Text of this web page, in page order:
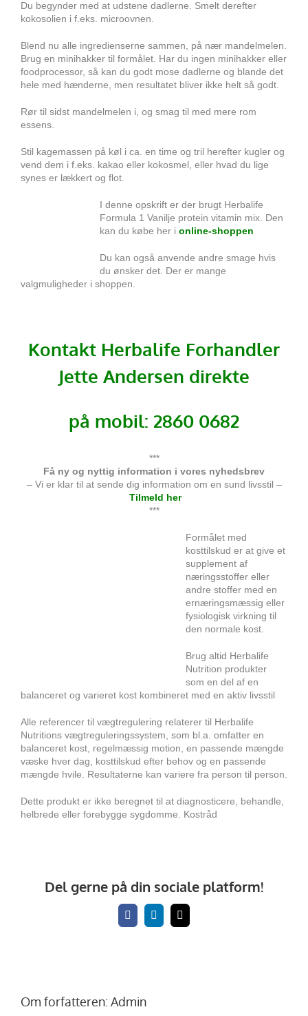
Du begynder med at udstene dadlerne. Smelt derefter
kokosolien i f.eks. microovnen.
Blend nu alle ingredienserne sammen, på nær mandelmelen.
Brug en minihakker til formålet. Har du ingen minihakker eller
foodprocessor, så kan du godt mose dadlerne og blande det
hele med hænderne, men resultatet bliver ikke helt så godt.
Rør til sidst mandelmelen i, og smag til med mere rom
essens.
Stil kagemassen på køl i ca. en time og tril herefter kugler og
vend dem i f.eks. kakao eller kokosmel, eller hvad du lige
synes er lækkert og flot.
I denne opskrift er der brugt Herbalife
Formula 1 Vanilje protein vitamin mix. Den
kan du købe her i online-shoppen
Du kan også anvende andre smage hvis
du ønsker det. Der er mange
valgmuligheder i shoppen.
Kontakt Herbalife Forhandler
Jette Andersen direkte
på mobil: 2860 0682
***
Få ny og nyttig information i vores nyhedsbrev
– Vi er klar til at sende dig information om en sund livsstil –
Tilmeld her
***
Formålet med
kosttilskud er at give et
supplement af
næringsstoffer eller
andre stoffer med en
ernæringsmæssig eller
fysiologisk virkning til
den normale kost.
Brug altid Herbalife
Nutrition produkter
som en del af en
balanceret og varieret kost kombineret med en aktiv livsstil
Alle referencer til vægtregulering relaterer til Herbalife
Nutritions vægtreguleringssystem, som bl.a. omfatter en
balanceret kost, regelmæssig motion, en passende mængde
væske hver dag, kosttilskud efter behov og en passende
mængde hvile. Resultaterne kan variere fra person til person.
Dette produkt er ikke beregnet til at diagnosticere, behandle,
helbrede eller forebygge sygdomme. Kostråd
Del gerne på din sociale platform!
FacebookLinkedIn
E-
mail
Om forfatteren: Admin